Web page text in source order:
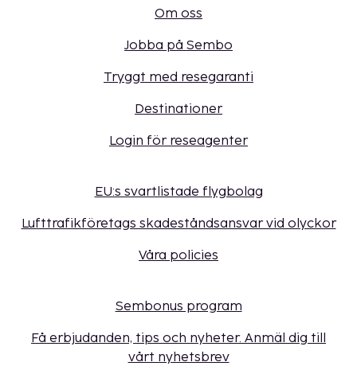
Om oss
Jobba på Sembo
Tryggt med resegaranti
Destinationer
Login för reseagenter
EU:s svartlistade flygbolag
Lufttrafikföretags skadeståndsansvar vid olyckor
Våra policies
Sembonus program
Få erbjudanden, tips och nyheter. Anmäl dig till
vårt nyhetsbrev